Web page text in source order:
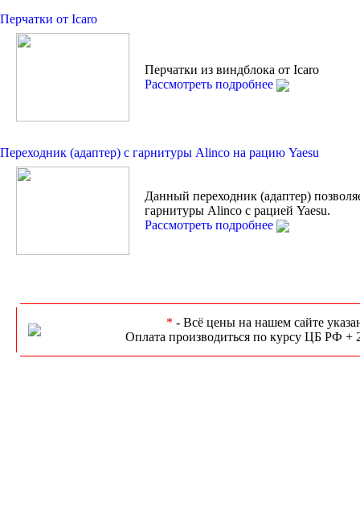
Перчатки от Icaro
Перчатки из виндблока от Icaro
Рассмотреть подробнее
Переходник (адаптер) с гарнитуры Alinco на рацию Yaesu
Данный переходник (адаптер)
гарнитуры Alinco с рацией Yaesu.
Рассмотреть подробнее
* - Всё цены на нашем сайте
Оплата производиться по курсу ЦБ РФ +